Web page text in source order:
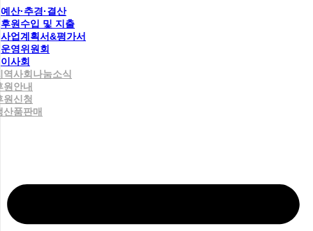
예산·추경·결산
후원수입 및 지출
사업계획서&평가서
운영위원회
이사회
역사회나눔소식
원안내
원신청
산품판매